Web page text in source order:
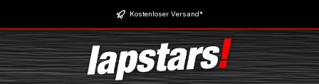
Zum Hauptinhalt springen Kostenloser Versand*